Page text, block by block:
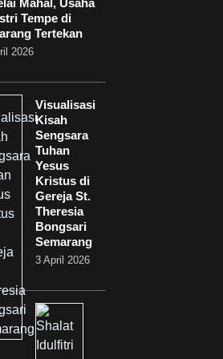
Tempe di
Tertekan
2026
Visualisasi
Kisah
Sengsara
Tuhan
Yesus
Kristus di
Gereja St.
Theresia
Bongsari
Semarang
3 April 2026